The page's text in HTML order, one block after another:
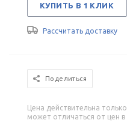
КУПИТЬ В 1 КЛИК
Рассчитать доставку
Поделиться
Цена действительна
может отличаться от цен